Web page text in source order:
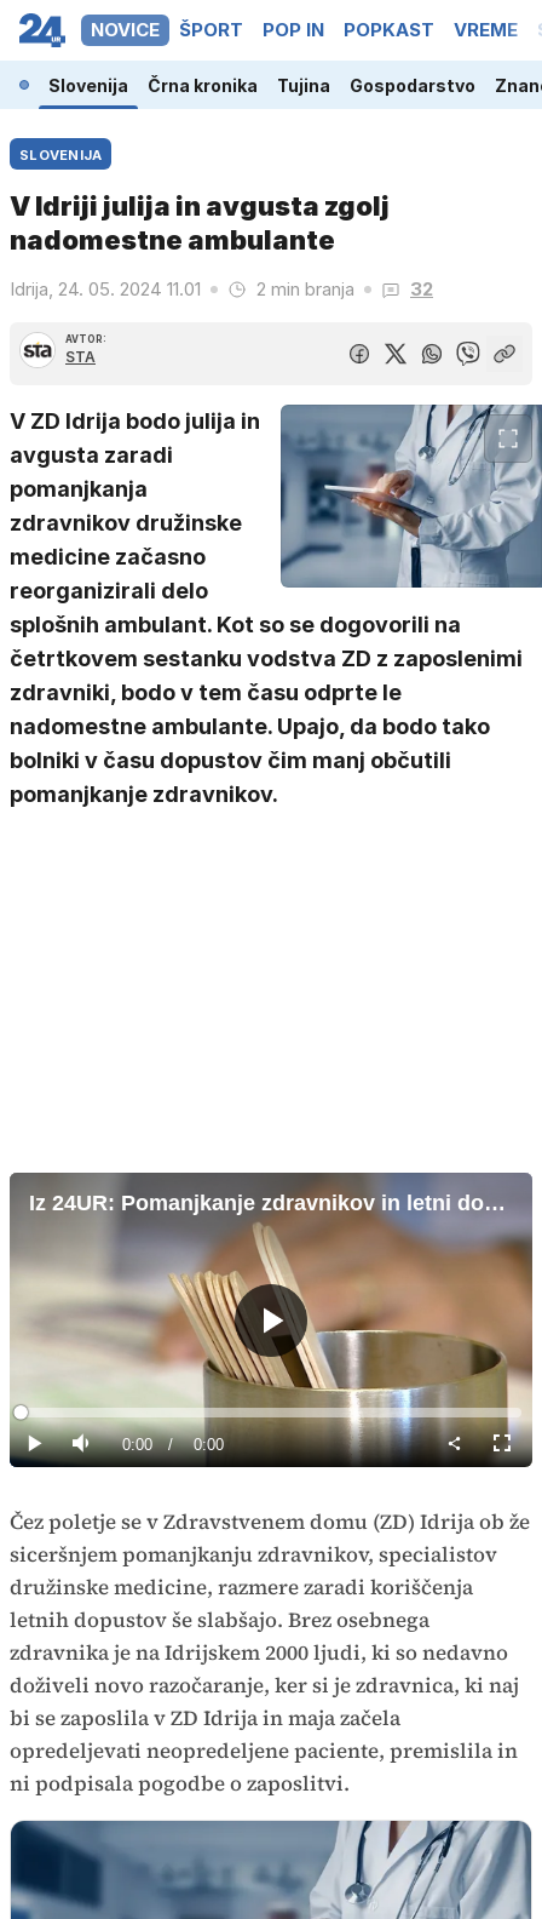
NOVICE ŠPORT POP IN POPKAST VREME
Slovenija Črna kronika Tujina Gospodarstvo
SLOVENIJA
V Idriji julija in avgusta zgolj
nadomestne ambulante
Idrija, 24. 05. 2024 11.01 2 min branja 32
AVTOR:
STA
V ZD Idrija bodo julija in
avgusta zaradi
pomanjkanja
zdravnikov družinske
medicine začasno
reorganizirali delo
splošnih ambulant. Kot so se dogovorili na
četrtkovem sestanku vodstva ZD z zaposlenimi
zdravniki, bodo v tem času odprte le
nadomestne ambulante. Upajo, da bodo tako
bolniki v času dopustov čim manj občutili
pomanjkanje zdravnikov.
Iz 24UR: Pomanjkanje zdravnikov in letni dopust
Predvajaj
Predvajaj
Tiho Current
0:00 / Duration
0:00
Loaded:
0%
način
Čez poletje se v Zdravstvenem domu (ZD) Idrija ob že
siceršnjem pomanjkanju zdravnikov, specialistov
družinske medicine, razmere zaradi koriščenja
letnih dopustov še slabšajo. Brez osebnega
zdravnika je na Idrijskem 2000 ljudi, ki so nedavno
doživeli novo razočaranje, ker si je zdravnica, ki naj
bi se zaposlila v ZD Idrija in maja začela
opredeljevati neopredeljene paciente, premislila in
ni podpisala pogodbe o zaposlitvi.